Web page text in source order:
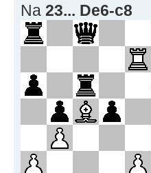
Na 23... De6-c8